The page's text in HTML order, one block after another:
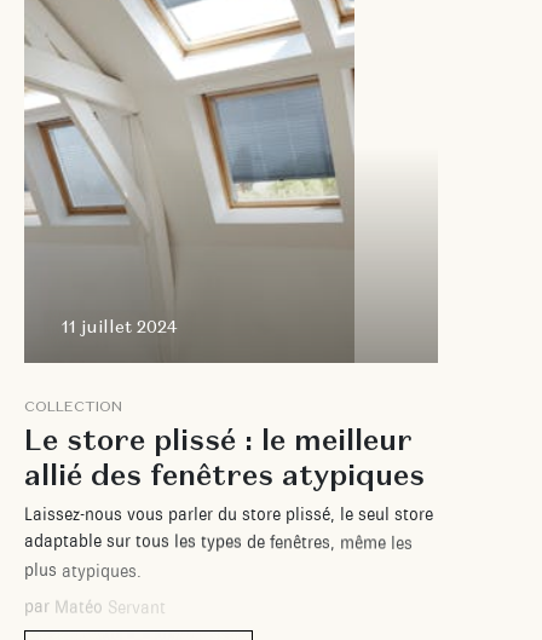
11 juillet 2024
COLLECTION
Le store plissé : le meilleur
allié des fenêtres atypiques
Laissez-nous vous parler du store plissé, le seul store
adaptable sur tous les types de fenêtres même les
plus atypiques
par Matéo Ser v ant